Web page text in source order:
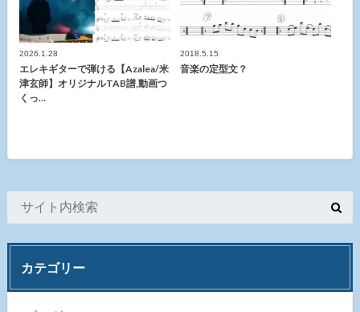
2026.1.28
エレキギターで弾ける【Azalea/米
津玄師】オリジナルTAB譜,動画つ
くっ…
2018.5.15
音楽の定型文？
カテゴリー